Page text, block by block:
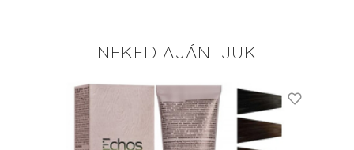
NEKED AJÁNLJUK